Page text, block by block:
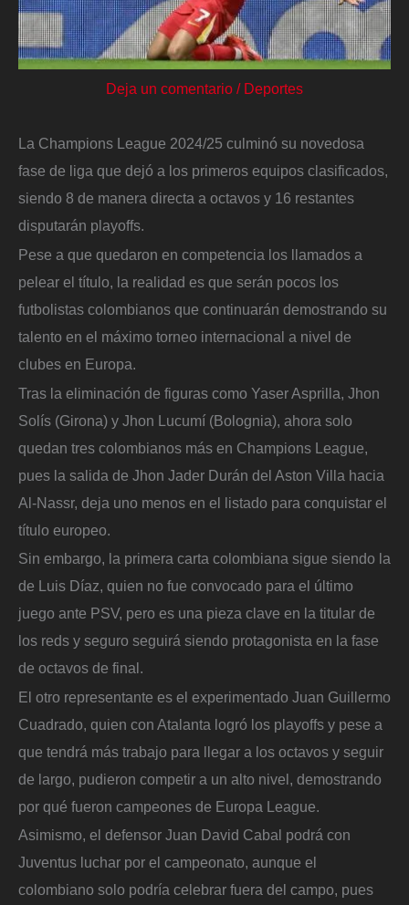
Deja un comentario / Deportes
La Champions League 2024/25 culminó su novedosa
fase de liga que dejó a los primeros equipos clasificados,
siendo 8 de manera directa a octavos y 16 restantes
disputarán playoffs.
Pese a que quedaron en competencia los llamados a
pelear el título, la realidad es que serán pocos los
futbolistas colombianos que continuarán demostrando su
talento en el máximo torneo internacional a nivel de
clubes en Europa.
Tras la eliminación de figuras como Yaser Asprilla, Jhon
Solís (Girona) y Jhon Lucumí (Bolognia), ahora solo
quedan tres colombianos más en Champions League,
pues la salida de Jhon Jader Durán del Aston Villa hacia
Al-Nassr, deja uno menos en el listado para conquistar el
título europeo.
Sin embargo, la primera carta colombiana sigue siendo la
de Luis Díaz, quien no fue convocado para el último
juego ante PSV, pero es una pieza clave en la titular de
los reds y seguro seguirá siendo protagonista en la fase
de octavos de final.
El otro representante es el experimentado Juan Guillermo
Cuadrado, quien con Atalanta logró los playoffs y pese a
que tendrá más trabajo para llegar a los octavos y seguir
de largo, pudieron competir a un alto nivel, demostrando
por qué fueron campeones de Europa League.
Asimismo, el defensor Juan David Cabal podrá con
Juventus luchar por el campeonato, aunque el
colombiano solo podría celebrar fuera del campo, pues